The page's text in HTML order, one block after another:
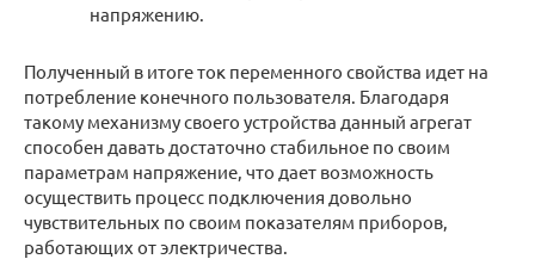
напряжению.
Полученный в итоге ток переменного свойства идет на
потребление конечного пользователя. Благодаря
такому механизму своего устройства данный агрегат
способен давать достаточно стабильное по своим
параметрам напряжение, что дает возможность
осуществить процесс подключения довольно
чувствительных по своим показателям приборов,
работающих от электричества.